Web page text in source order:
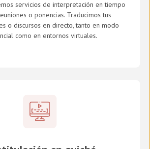
servicios de interpretación en tiempo
o ponencias. Traducimos tus
o discursos en directo, tanto en modo
como en entornos virtuales.